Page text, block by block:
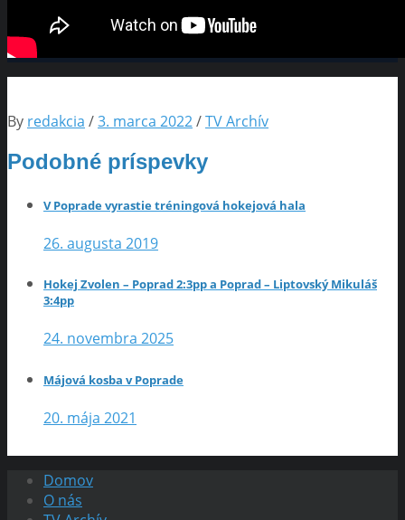
By redakcia /3. marca 2022/TV Archív
Podobné príspevky
V Poprade vyrastie tréningová hokejová hala
26. augusta 2019
Hokej Zvolen – Poprad 2:3pp a Poprad – Liptovský Mikuláš
3:4pp
24. novembra 2025
Májová kosba v Poprade
20. mája 2021
Domov
O nás